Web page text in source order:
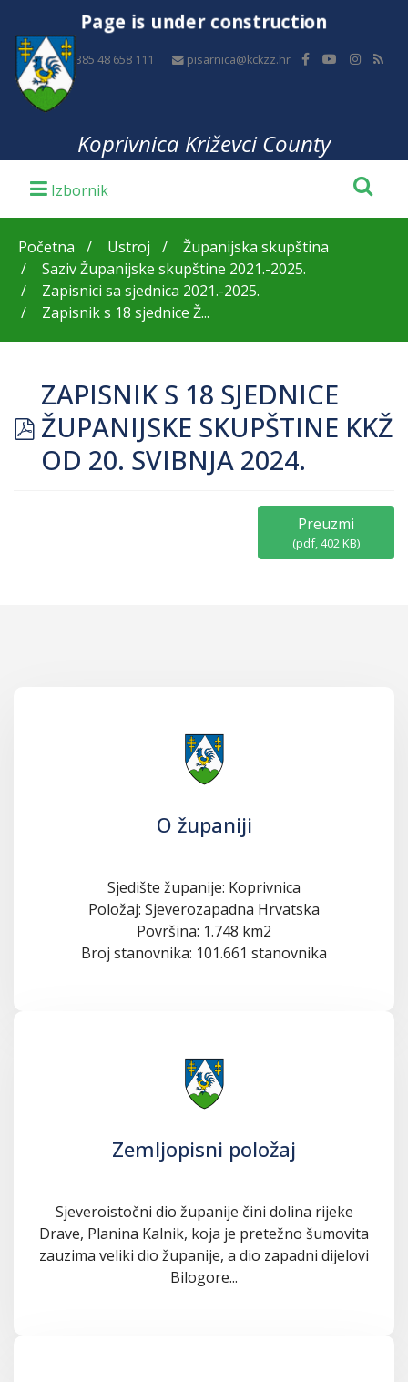
Page is under construction
+385 48 658 111 pisarnica@kckzz.hr
Koprivnica Križevci County
Početna Ustroj
Županijska skupština
Saziv Županijske skupštine 2021.-2025.
Zapisnici sa sjednica 2021.-2025.
Zapisnik s 18 sjednice Ž...
pdf
ZAPISNIK S 18 SJEDNICE
ŽUPANIJSKE SKUPŠTINE KKŽ
OD 20. SVIBNJA 2024.
Preuzmi
(pdf,402 KB)
O županiji
Sjedište županije: Koprivnica
Položaj: Sjeverozapadna Hrvatska
Površina: 1.748 km2
Broj stanovnika: 101.661 stanovnika
Zemljopisni položaj
Sjeveroistočni dio županije čini dolina rijeke
Drave, Planina Kalnik, koja je pretežno šumovita
zauzima veliki dio županije, a dio zapadni dijelovi
Bilogore...